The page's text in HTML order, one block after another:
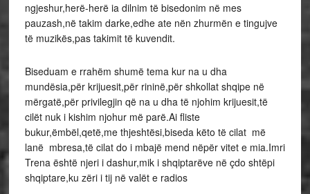
ngjeshur,herë-herë ia dilnim të bisedonim në mes
pauzash,në takim darke,edhe ate nën zhurmën e tingujve
të muzikës,pas takimit të kuvendit.
Biseduam e rrahëm shumë tema kur na u dha
mundësia,për krijuesit,për rininë,për shkollat shqipe në
mërgatë,për privilegjin që na u dha të njohim krijuesit,të
cilët nuk i kishim njohur më parë.Ai fliste
bukur,ëmbël,qetë,me thjeshtësi,biseda këto të cilat më
lanë mbresa,të cilat do i mbajë mend nëpër vitet e mia.Imri
Trena është njeri i dashur,mik i shqiptarëve në çdo shtëpi
shqiptare,ku zëri i tij në valët e radios